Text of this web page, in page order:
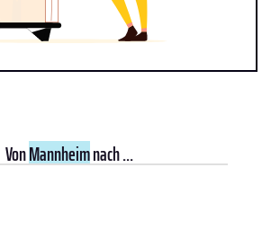
VonMannheimnach ...